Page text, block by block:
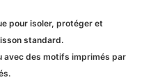
pour isoler, protéger et
standard.
avec des motifs imprimés par